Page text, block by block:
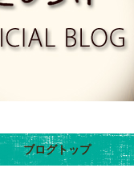
ブログトップ